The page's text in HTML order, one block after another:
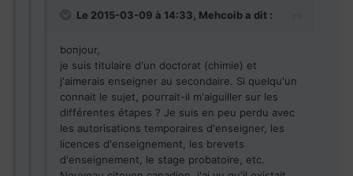
Le 2015-03-09 à 14:33, Mehcoib a dit :
bonjour,
je suis titulaire d'un doctorat (chimie) et
j'aimerais enseigner au secondaire. Si quelqu'un
connait le sujet, pourrait-il m'aiguiller sur les
différentes étapes ? Je suis en peu perdu avec
les autorisations temporaires d'enseigner, les
licences d'enseignement, les brevets
d'enseignement, le stage probatoire, etc.